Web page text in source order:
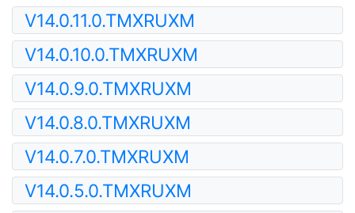
V14.0.11.0.TMXRUXM
V14.0.10.0.TMXRUXM
V14.0.9.0.TMXRUXM
V14.0.8.0.TMXRUXM
V14.0.7.0.TMXRUXM
V14.0.5.0.TMXRUXM